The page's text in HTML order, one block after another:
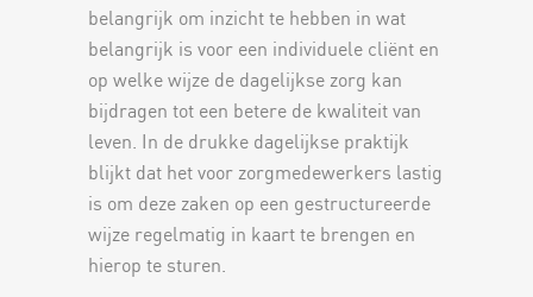
belangrijk om inzicht te hebben in wat
belangrijk is voor een individuele cliënt en
op welke wijze de dagelijkse zorg kan
bijdragen tot een betere de kwaliteit van
leven. In de drukke dagelijkse praktijk
blijkt dat het voor zorgmedewerkers lastig
is om deze zaken op een gestructureerde
wijze regelmatig in kaart te brengen en
hierop te sturen.